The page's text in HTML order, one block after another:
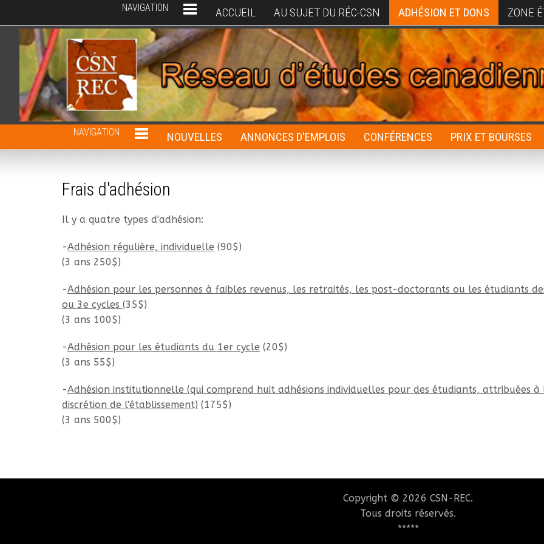
NAVIGATION ACCUEIL AU SUJET DU RÉC-CSN ADHÉSION ET DONS ZONE
NAVIGATION NOUVELLES ANNONCES D'EMPLOIS CONFÉRENCES PRIX ET BOURSES
Frais d'adhésion
Il y a quatre types d'adhésion:
-Adhésion régulière, individuelle (90$)
(3 ans 250$)
-Adhésion pour les personnes à faibles revenus, les retraités, les post-doctorants ou les étudiants
ou 3e cycles (35$)
(3 ans 100$)
-Adhésion pour les étudiants du 1er cycle (20$)
(3 ans 55$)
-Adhésion institutionnelle (qui comprend huit adhésions individuelles pour des étudiants, attribuées à
discrétion de l'établissement) (175$)
(3 ans 500$)
Copyright © 2026 CSN-REC.
Tous droits réservés.
*****